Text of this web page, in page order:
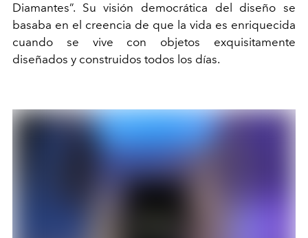
Diamantes”. Su visión democrática del diseño se
basaba en el creencia de que la vida es enriquecida
cuando se vive con objetos exquisitamente
diseñados y construidos todos los días.